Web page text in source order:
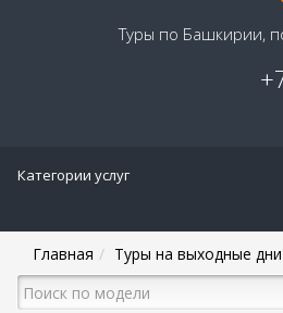
Туры по Башкирии,
Категории услуг
Главная Туры на выходные